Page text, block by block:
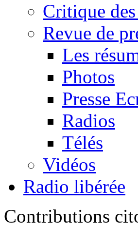
Critique
Revue de
Les
Photos
Presse
Radios
Télés
Vidéos
Radio libérée
Contributions